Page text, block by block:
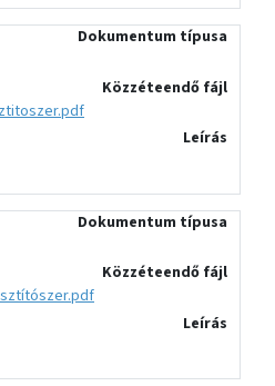
Dokumentum típusa
Közzéteendő fájl
Leírás
Dokumentum típusa
Közzéteendő fájl
Leírás